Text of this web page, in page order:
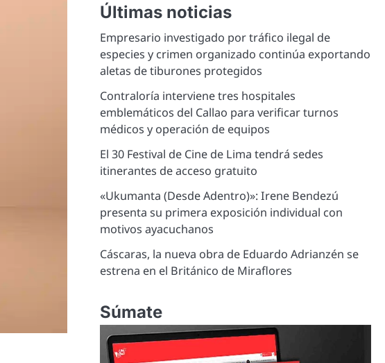
Últimas noticias
Empresario investigado por tráfico ilegal de
especies y crimen organizado continúa exportando
aletas de tiburones protegidos
Contraloría interviene tres hospitales
emblemáticos del Callao para verificar turnos
médicos y operación de equipos
El 30 Festival de Cine de Lima tendrá sedes
itinerantes de acceso gratuito
«Ukumanta (Desde Adentro)»: Irene Bendezú
presenta su primera exposición individual con
motivos ayacuchanos
Cáscaras, la nueva obra de Eduardo Adrianzén se
estrena en el Británico de Miraflores
Súmate